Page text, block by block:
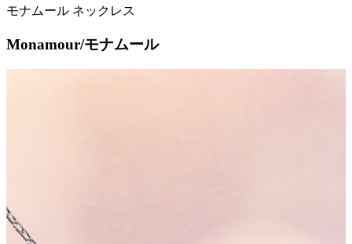
モナムール ネックレス
Monamour/モナムール